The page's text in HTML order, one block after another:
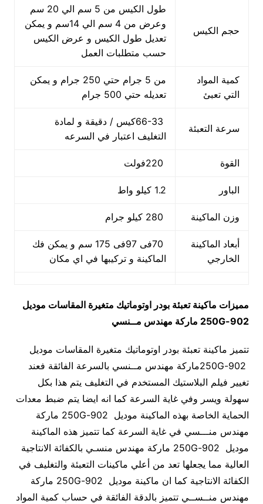
حجم الكيس
طول الكيس من 5 سم الي 20 سم
وعرض من 4 سم الي 14سم و يمكن
تعديل طول الكيس و عرض الكيس
حسب متطلبات العمل
كمية المواد
التي تعبئ
من 5 جرام حتي 250 جرام و يمكن
تعديله حتي 500 جرام
سرعة التعبئة
66-33كيس / دقيقة و لمادة
التغليف اعتبار في السرعه
القوة
الباور 1.2 كيلو واط
وزن الماكينة
أبعاد الماكينة
الخارجي
70فى 97فى 175 سم و يمكن فك
الماكينة و تركيبها في اي مكان
مميزات ماكينة تعبئة بودر اوتوماتيك متغيرة المقاسات موديل
902-250G
ماركة مهندس مــنسي
تتميز ماكينة تعبئة بودر اوتوماتيك متغيرة المقاسات موديل
902-250Gماركة مهندس مــنسي بالسرعة الفائقة فعند
تغيير فيلم البلاستيك المستخدم في التغليف يتم هذا بكل
سهولة ويسر وفي غاية السرعة كما انه ايضا يتم ضبط معدات
الحماية الخاصة بهذه الماكينة موديل 902-250G ماركة
مهندس منـــسي في غاية السرعة كما تتميز هذه الماكينة
موديل 902-250G ماركة مهندس منسـي بالكفائة الانتاجية
العالية مما يجعلها تعد من أعلي ماكينات التعبئة والتغليف في
الكفائة الانتاجية كما ان ماكينة موديل 902-250G ماركة
مهندس منــســي تتميز بالدقة الفائقة في حساب كمية المواد